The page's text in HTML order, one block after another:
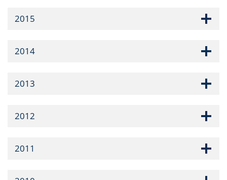
2015
2014
2013
2012
2011